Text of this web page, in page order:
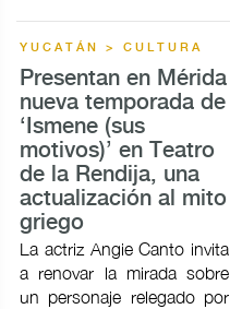
YUCATÁN > CULTURA
Presentan en Mérida
nueva temporada de
‘Ismene (sus
motivos)’ en Teatro
de la Rendija, una
actualización al mito
griego
La actriz Angie Canto invita
a renovar la mirada sobre
un personaje relegado por